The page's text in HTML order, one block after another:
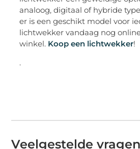
analoog, digitaal of hybride
er is een geschikt model voor
lichtwekker vandaag nog
winkel. Koop een lichtwekker!
.
Veelgestelde vragen